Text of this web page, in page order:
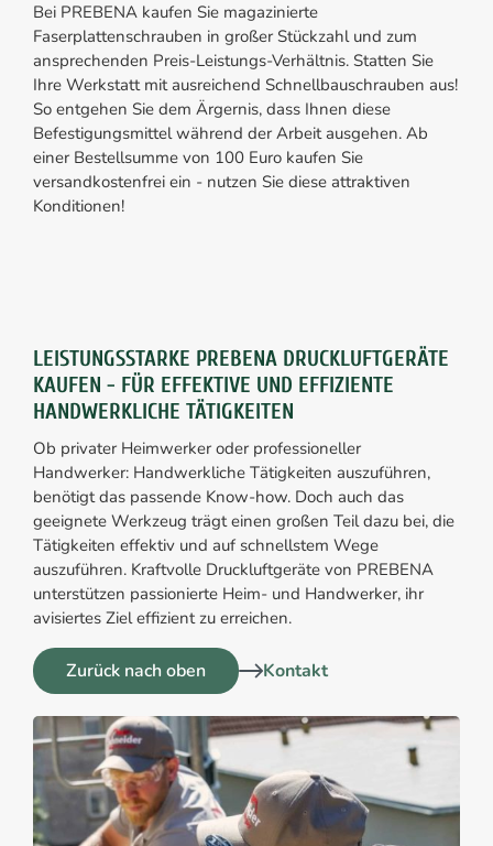
Bei PREBENA kaufen Sie magazinierte
Faserplattenschrauben in großer Stückzahl und zum
ansprechenden Preis-Leistungs-Verhältnis. Statten Sie
Ihre Werkstatt mit ausreichend Schnellbauschrauben aus!
So entgehen Sie dem Ärgernis, dass Ihnen diese
Befestigungsmittel während der Arbeit ausgehen. Ab
einer Bestellsumme von 100 Euro kaufen Sie
versandkostenfrei ein - nutzen Sie diese attraktiven
Konditionen!
LEISTUNGSSTARKE PREBENA DRUCKLUFTGERÄTE
KAUFEN - FÜR EFFEKTIVE UND EFFIZIENTE
HANDWERKLICHE TÄTIGKEITEN
Ob privater Heimwerker oder professioneller
Handwerker: Handwerkliche Tätigkeiten auszuführen,
benötigt das passende Know-how. Doch auch das
geeignete Werkzeug trägt einen großen Teil dazu bei, die
Tätigkeiten effektiv und auf schnellstem Wege
auszuführen. Kraftvolle Druckluftgeräte von PREBENA
unterstützen passionierte Heim- und Handwerker, ihr
avisiertes Ziel effizient zu erreichen.
Zurück nach oben Kontakt